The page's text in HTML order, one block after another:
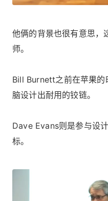
他俩的背景也很有意思，
师。
Bill Burnett之前在苹果的
脑设计出耐用的铰链。
Dave Evans则是参与设
标。